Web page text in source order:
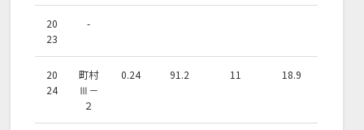
20
23
-
20
24
町村
Ⅲ－
２
0.24 91.2 11 18.9